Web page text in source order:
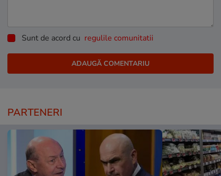
Sunt de acord cu regulile comunitatii
PARTENERI